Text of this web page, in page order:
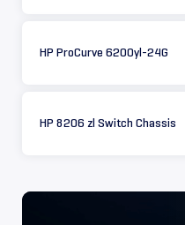
HP ProCurve 6200yl-24G
HP 8206 zl Switch Chassis